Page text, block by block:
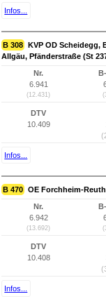
Infos...
B 308 KVP OD Scheidegg,
Allgäu, Pfänderstraße (St
Nr.
6.941
(12.431)
DTV
10.409
Infos...
B 470 OE Forchheim-
Nr.
6.942
(13.692)
DTV
10.408
Infos...